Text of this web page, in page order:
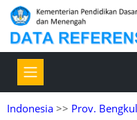
Indonesia >> Prov.